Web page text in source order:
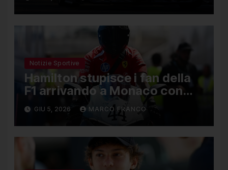
Notizie Sportive
Hamilton stupisce i fan della
F1 arrivando a Monaco con
una Ducati in edizione limitata
GIU 5, 2026 MARCO FRANCO